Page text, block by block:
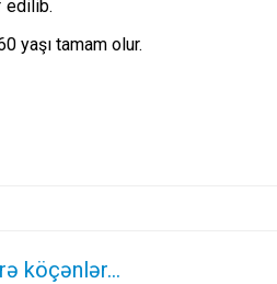
edilib.
yaşı tamam olur.
köçənlər...